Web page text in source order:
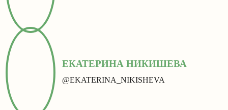
ЕКАТЕРИНА НИКИШЕВА
@EKATERINA_NIKISHEVA